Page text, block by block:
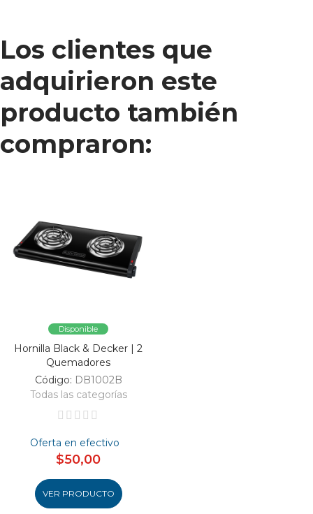
Los clientes que
adquirieron este
producto también
compraron:
Disponible
Hornilla Black & Decker | 2
Quemadores
Código: DB1002B
Todas las categorías
Oferta en efectivo
$50,00
VER PRODUCTO